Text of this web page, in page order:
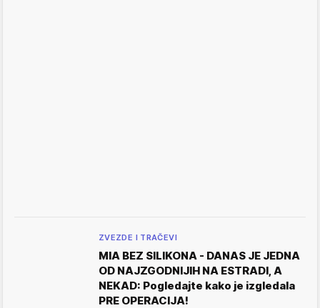
ZVEZDE I TRAČEVI
MIA BEZ SILIKONA - DANAS JE JEDNA
OD NAJZGODNIJIH NA ESTRADI, A
NEKAD: Pogledajte kako je izgledala
PRE OPERACIJA!